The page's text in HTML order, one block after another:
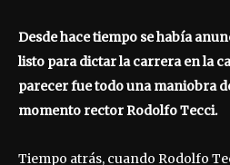
Desde hace tiempo se había
listo para dictar la carrera en la
parecer fue todo una maniobra
momento rector Rodolfo Tecci.
Tiempo atrás, cuando Rodolfo